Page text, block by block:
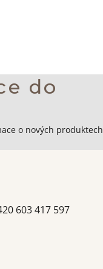
do
o nových produktech
603 417 597